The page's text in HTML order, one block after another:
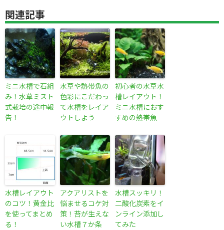
関連記事
ミニ水槽で石組
み！水草ミスト
式栽培の途中報
告！
水草や熱帯魚の
色彩にこだわっ
て水槽をレイア
ウトしよう
初心者の水草水
槽レイアウト！
ミニ水槽におす
すめの熱帯魚
水槽レイアウト
のコツ！黄金比
を使ってまとめ
る！
アクアリストを
悩ませるコケ対
策！苔が生えな
い水槽７か条
水槽スッキリ！
二酸化炭素をイ
ンライン添加し
てみた